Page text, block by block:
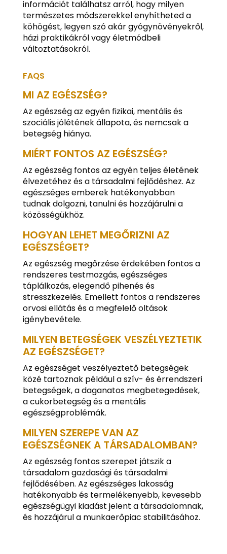
információt találhatsz arról, hogy milyen
természetes módszerekkel enyhítheted a
köhögést, legyen szó akár gyógynövényekről,
házi praktikákról vagy életmódbeli
változtatásokról.
FAQS
MI AZ EGÉSZSÉG?
Az egészség az egyén fizikai, mentális és
szociális jólétének állapota, és nemcsak a
betegség hiánya.
MIÉRT FONTOS AZ EGÉSZSÉG?
Az egészség fontos az egyén teljes életének
élvezetéhez és a társadalmi fejlődéshez. Az
egészséges emberek hatékonyabban
tudnak dolgozni, tanulni és hozzájárulni a
közösségükhöz.
HOGYAN LEHET MEGŐRIZNI AZ
EGÉSZSÉGET?
Az egészség megőrzése érdekében fontos a
rendszeres testmozgás, egészséges
táplálkozás, elegendő pihenés és
stresszkezelés. Emellett fontos a rendszeres
orvosi ellátás és a megfelelő oltások
igénybevétele.
MILYEN BETEGSÉGEK VESZÉLYEZTETIK
AZ EGÉSZSÉGET?
Az egészséget veszélyeztető betegségek
közé tartoznak például a szív- és érrendszeri
betegségek, a daganatos megbetegedések,
a cukorbetegség és a mentális
egészségproblémák.
MILYEN SZEREPE VAN AZ
EGÉSZSÉGNEK A TÁRSADALOMBAN?
Az egészség fontos szerepet játszik a
társadalom gazdasági és társadalmi
fejlődésében. Az egészséges lakosság
hatékonyabb és termelékenyebb, kevesebb
egészségügyi kiadást jelent a társadalomnak,
és hozzájárul a munkaerőpiac stabilitásához.